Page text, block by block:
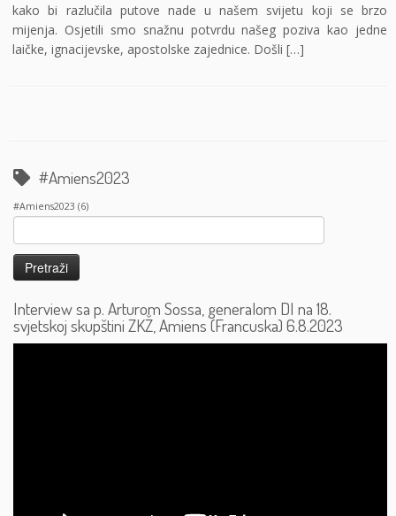
kako bi razlučila putove nade u našem svijetu koji se brzo
mijenja. Osjetili smo snažnu potvrdu našeg poziva kao jedne
laičke, ignacijevske, apostolske zajednice. Došli […]
#Amiens2023
#Amiens2023 (6)
Pretraži:
Interview sa p. Arturom Sossa, generalom DI na 18.
svjetskoj skupštini ZKŽ, Amiens (Francuska) 6.8.2023